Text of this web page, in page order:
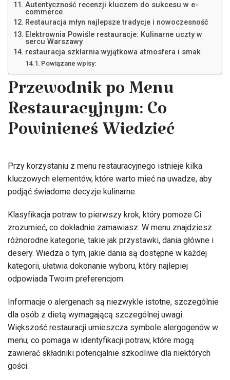
Autentyczność recenzji kluczem do sukcesu w e-
commerce
Restauracja młyn najlepsze tradycje i nowoczesność
Elektrownia Powiśle restauracje: Kulinarne uczty w
sercu Warszawy
restauracja szklarnia wyjątkowa atmosfera i smak
Powiązane wpisy:
Przewodnik po Menu
Restauracyjnym: Co
Powinieneś Wiedzieć
Przy korzystaniu z menu restauracyjnego istnieje kilka
kluczowych elementów, które warto mieć na uwadze, aby
podjąć świadome decyzje kulinarne.
Klasyfikacja potraw to pierwszy krok, który pomoże Ci
zrozumieć, co dokładnie zamawiasz. W menu znajdziesz
różnorodne kategorie, takie jak przystawki, dania główne i
desery. Wiedza o tym, jakie dania są dostępne w każdej
kategorii, ułatwia dokonanie wyboru, który najlepiej
odpowiada Twoim preferencjom.
Informacje o alergenach są niezwykle istotne, szczególnie
dla osób z dietą wymagającą szczególnej uwagi.
Większość restauracji umieszcza symbole alergogenów w
menu, co pomaga w identyfikacji potraw, które mogą
zawierać składniki potencjalnie szkodliwe dla niektórych
gości.